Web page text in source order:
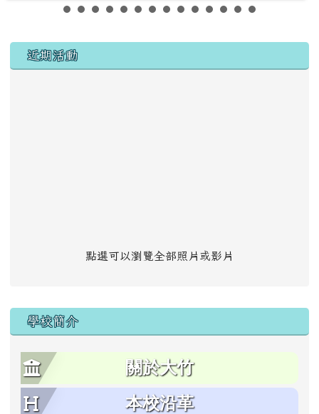
左邊區域內容
近期活動
點選可以瀏覽全部照片或影片
學校簡介
關於大竹
本校沿革